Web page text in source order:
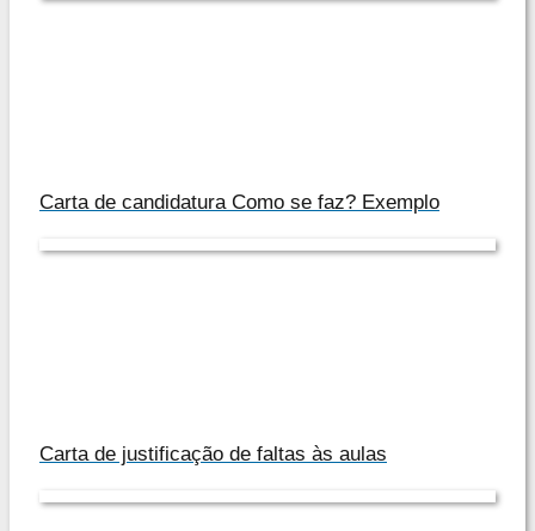
Carta de candidatura Como se faz? Exemplo
Carta de justificação de faltas às aulas